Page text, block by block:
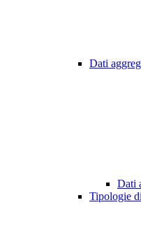
Dati
Dati
Tipologie